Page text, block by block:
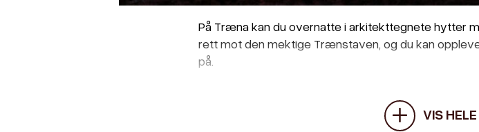
På Træna kan du overnatte i arkitekttegnete hytter
rett mot den mektige Trænstaven, og du kan
på.
VIS